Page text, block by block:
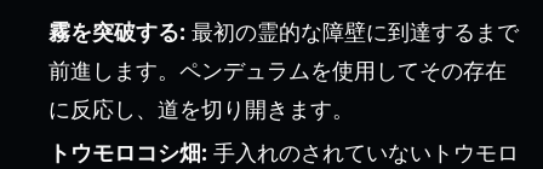
霧を突破する: 最初の霊的な障壁に到達するまで
前進します。ペンデュラムを使用してその存在
に反応し、道を切り開きます。
トウモロコシ畑: 手入れのされていないトウモロ